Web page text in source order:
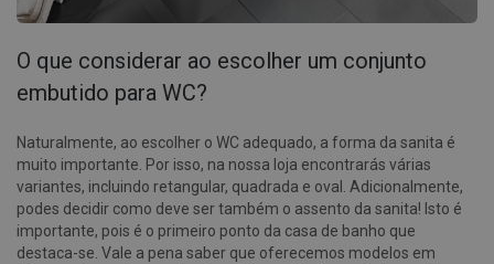
O que considerar ao escolher um conjunto
embutido para WC?
Naturalmente, ao escolher o WC adequado, a forma da sanita é
muito importante. Por isso, na nossa loja encontrarás várias
variantes, incluindo retangular, quadrada e oval. Adicionalmente,
podes decidir como deve ser também o assento da sanita! Isto é
importante, pois é o primeiro ponto da casa de banho que
destaca-se. Vale a pena saber que oferecemos modelos em